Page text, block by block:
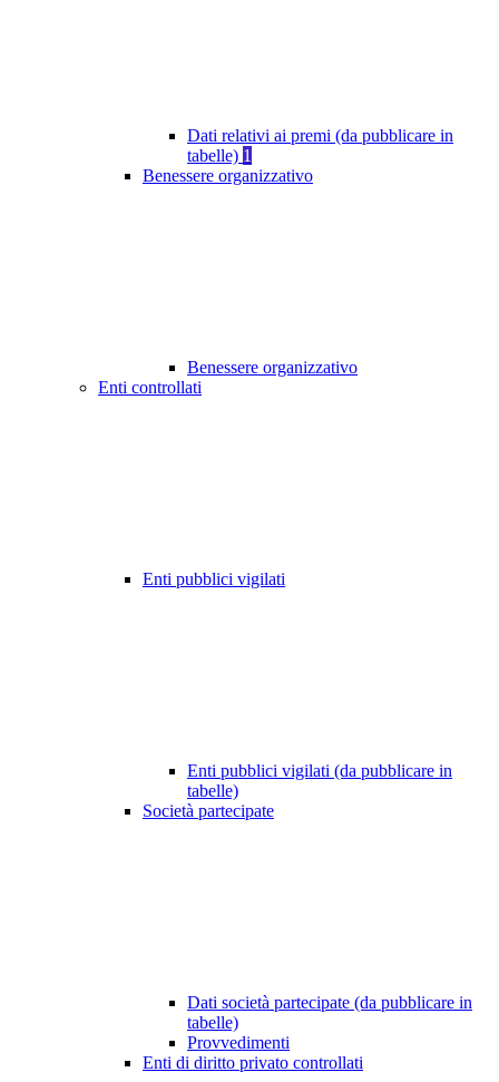
Dati relativi ai premi (da pubblicare in
tabelle) 1
Benessere organizzativo
Benessere organizzativo
Enti controllati
Enti pubblici vigilati
Enti pubblici vigilati (da pubblicare in
tabelle)
Società partecipate
Dati società partecipate (da pubblicare in
tabelle)
Provvedimenti
Enti di diritto privato controllati